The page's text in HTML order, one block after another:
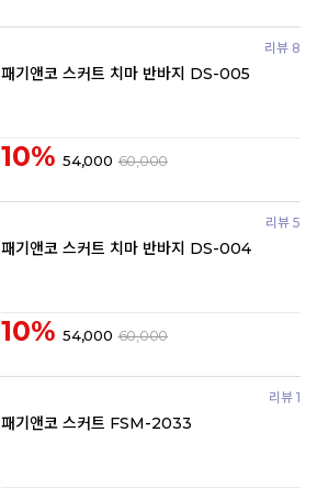
리뷰 8
패기앤코 스커트 치마 반바지 DS-005
10% 54,000 60,000
리뷰 5
패기앤코 스커트 치마 반바지 DS-004
10% 54,000 60,000
리뷰 1
패기앤코 스커트 FSM-2033